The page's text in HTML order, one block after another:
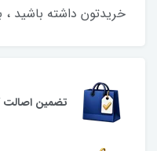
خریدتون داشته باشید ،
تضمین اصالت